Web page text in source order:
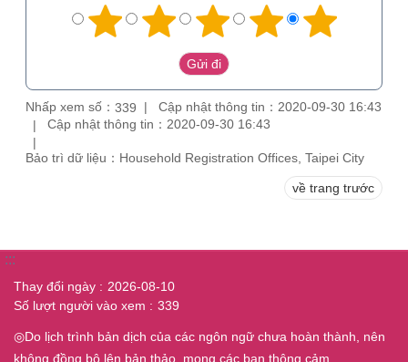
Nhấp xem số： 339
Cập nhật thông tin：2020-09-30 16:43
Cập nhật thông tin：2020-09-30 16:43
Bảo trì dữ liệu：Household Registration Offices, Taipei City
về trang trước
:::
Thay đổi ngày
2026-08-10
Số lượt người vào xem
339
◎Do lịch trình bản dịch của các ngôn ngữ chưa hoàn thành, nên
không đồng bộ lên bản thảo, mong các bạn thông cảm .